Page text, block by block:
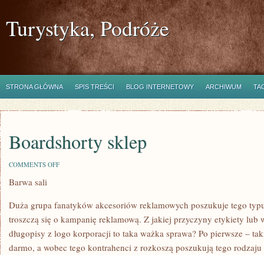
Turystyka, Podróże
STRONA GŁÓWNA SPIS TREŚCI BLOG INTERNETOWY ARCHIWUM
Boardshorty sklep
COMMENTS OFFON
Barwa sali
Duża grupa fanatyków akcesoriów reklamowych poszukuje tego
troszczą się o kampanię reklamową. Z jakiej przyczyny etykiety lub
długopisy z logo korporacji to taka ważka sprawa? Po pierwsze –
darmo, a wobec tego kontrahenci z rozkoszą poszukują tego